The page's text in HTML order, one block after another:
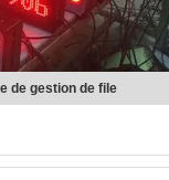
de file d'attente